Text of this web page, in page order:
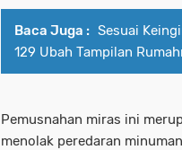
Baca Juga : Sesuai
129 Ubah Tampilan
Pemusnahan miras ini
menolak peredaran